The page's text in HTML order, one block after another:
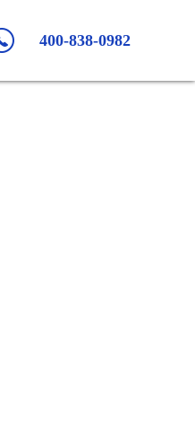
400-838-0982